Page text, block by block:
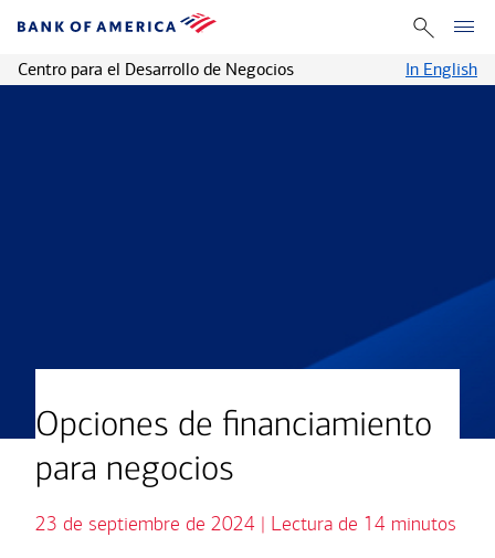
Centro para el Desarrollo de Negocios In English
Opciones de financiamiento
para negocios
23 de septiembre de 2024 | Lectura de 14 minutos